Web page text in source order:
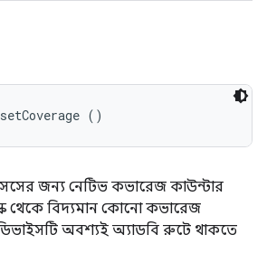
()
জন্য নেটিভ কভারেজ কাউন্টার
থেকে বিদ্যমান কোনো কভারেজ
অবশ্যই অ্যাডবি রুটে থাকতে